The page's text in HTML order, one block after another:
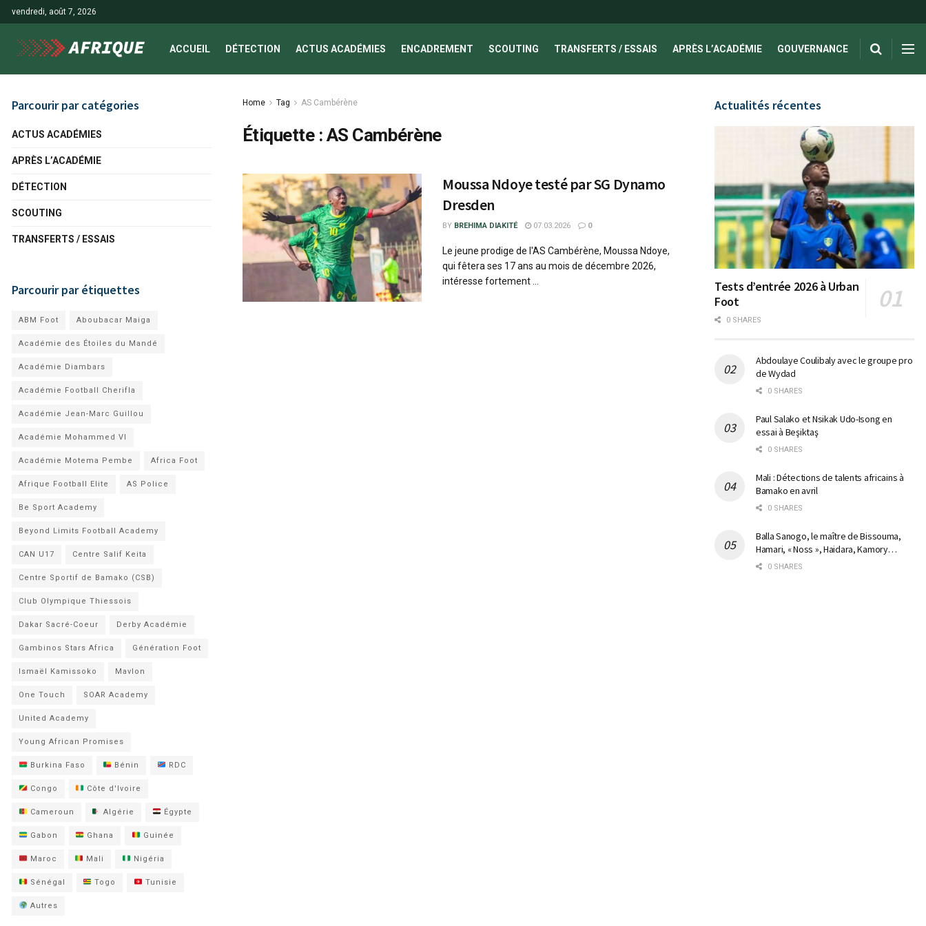
vendredi, août 7, 2026
ACCUEIL DÉTECTION ACTUS ACADÉMIES ENCADREMENT SCOUTING TRANSFERTS / ESSAIS APRÈS L’ACADÉMIE GOUVERNANCE
Home Tag AS Cambérène
Étiquette : AS Cambérène
Moussa Ndoye testé par SG Dynamo
Dresden
BY BREHIMA DIAKITÉ 07.03.2026 0
Le jeune prodige de l'AS Cambérène, Moussa Ndoye,
qui fêtera ses 17 ans au mois de décembre 2026,
intéresse fortement ...
Parcourir par catégories
ACTUS ACADÉMIES
APRÈS L’ACADÉMIE
DÉTECTION
SCOUTING
TRANSFERTS / ESSAIS
Parcourir par étiquettes
ABM Foot Aboubacar Maiga
Académie des Étoiles du Mandé
Académie Diambars
Académie Football Cherifla
Académie Jean-Marc Guillou
Académie Mohammed VI
Académie Motema Pembe Africa Foot
Afrique Football Elite AS Police
Be Sport Academy
Beyond Limits Football Academy
CAN U17 Centre Salif Keita
Centre Sportif de Bamako (CSB)
Club Olympique Thiessois
Dakar Sacré-Coeur Derby Académie
Gambinos Stars Africa Génération Foot
Ismaël Kamissoko Mavlon
One Touch SOAR Academy
United Academy
Young African Promises
Burkina Faso Bénin RDC
Congo Côte d'Ivoire
Cameroun Algérie Égypte
Gabon Ghana Guinée
Maroc Mali Nigéria
Sénégal Togo Tunisie
Autres
Actualités récentes
Tests d’entrée 2026 à Urban
Foot
0 SHARES
Abdoulaye Coulibaly avec le groupe pro
de Wydad
0 SHARES
Paul Salako et Nsikak Udo-Isong en
essai à Beşiktaş
0 SHARES
Mali : Détections de talents africains à
Bamako en avril
0 SHARES
Balla Sanogo, le maître de Bissouma,
Hamari, « Noss », Haidara, Kamory…
0 SHARES